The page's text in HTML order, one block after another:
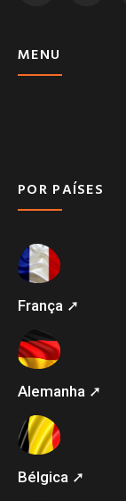
MENU
POR PAÍSES
França ➚
Alemanha ➚
Bélgica ➚